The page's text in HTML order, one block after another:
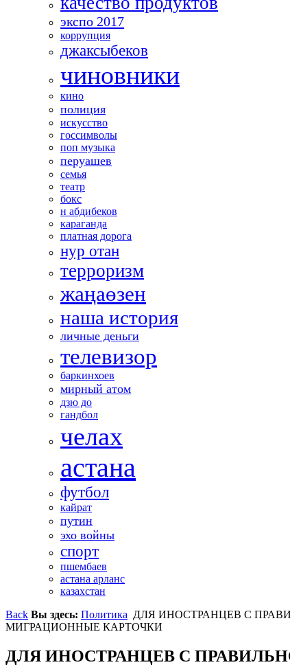
экспо 2017
коррупция
джаксыбеков
чиновники
кино
полиция
искусство
госсимволы
поп музыка
перуашев
семья
театр
бокс
н абдибеков
караганда
платная дорога
нур отан
терроризм
жаңаөзен
наша история
личные деньги
телевизор
баркинхоев
мирный атом
дзю до
гандбол
челах
астана
футбол
кайрат
путин
эхо войны
спорт
пшембаев
астана арланс
казахстан
Back Вы здесь: Политика ДЛЯ ИНОСТРАНЦЕВ С
МИГРАЦИОННЫЕ КАРТОЧКИ
ДЛЯ ИНОСТРАНЦЕВ С